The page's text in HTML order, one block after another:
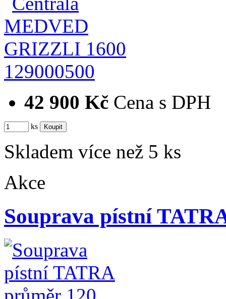
129000500
42 900 Kč Cena s DPH
ks
Skladem více než 5 ks
Akce
Souprava pístní